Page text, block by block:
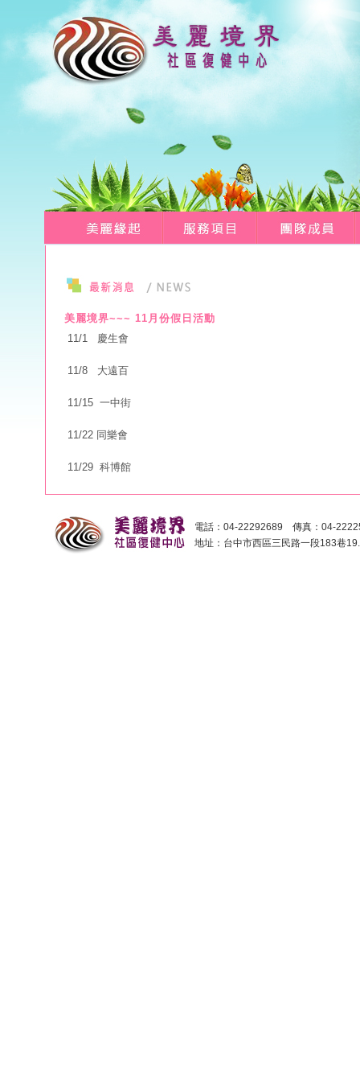
美麗境界~~~ 11月份假日活動
11/1 慶生會
11/8 大遠百
11/15 一中街
11/22 同樂會
11/29 科博館
電話：04-22292689 傳真：04-
地址：台中市西區三民路一段183巷